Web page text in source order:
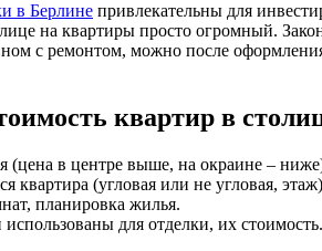
в Берлине привлекательны для
на квартиры просто огромный.
с ремонтом, можно после
квартир в
(цена в центре выше, на окраине –
квартира (угловая или не угловая,
планировка жилья.
для отделки, их стоимость.